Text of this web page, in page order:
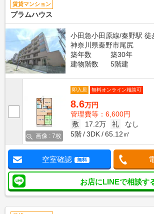
賃貸マンション
プラムハウス
小田急小田原線/秦野駅 徒
神奈川県秦野市尾尻
築年数
築30年
建物階数
5階建
画像 : 7枚
即入居 無料オンライン相談可
8.6万円
管理費等：6,600円
敷
17.2万 礼
なし
5階
3DK 65.12㎡
空室確認 無料
お店にLINEで相談す